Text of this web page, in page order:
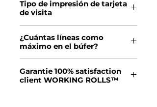
1000 tarjetas de visita de
Sus tarjetas de visita
- Quadri recto
Tipo de impresión de tarjeta
de visita
¿Cuántas líneas como
máximo en el búfer?
máxima, pero en 2 columnas, es
decir 12 líneas en total, cuando no
Garantie 100% satisfaction
client WORKING ROLLS™